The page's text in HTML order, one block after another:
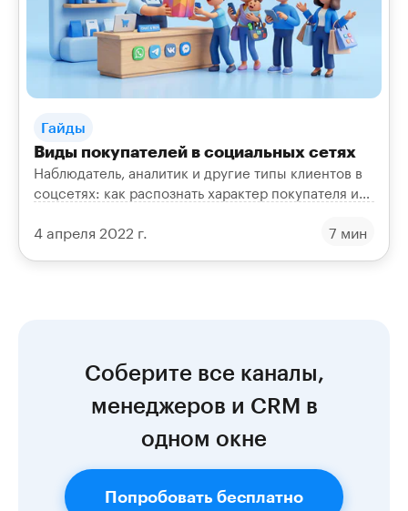
Гайды
Виды покупателей в социальных сетях
Наблюдатель, аналитик и другие типы клиентов в
соцсетях: как распознать характер покупателя и
4 апреля 2022 г. 7 мин
Соберите все каналы,
менеджеров и CRM в
одном окне
Попробовать бесплатно